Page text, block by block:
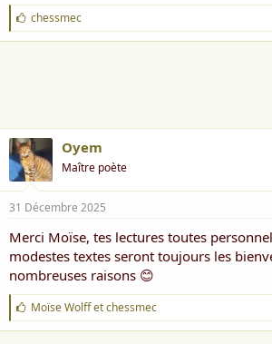
J
'
a
chessmec
Oyem
Maître poète
31 Décembre 2025
Merci Moïse, tes lectures toutes
modestes textes seront toujours les
nombreuses raisons 😊
J
'
a
Moïse Wolffetchessmec